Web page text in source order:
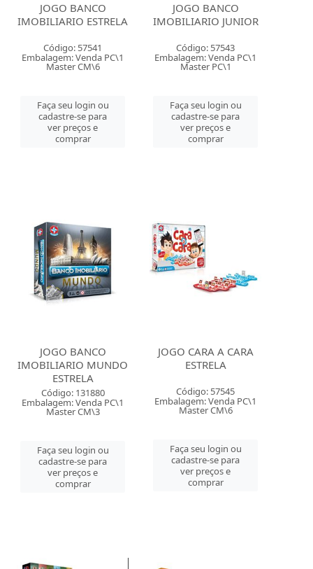
JOGO BANCO
IMOBILIARIO ESTRELA
Código: 57541
Embalagem: Venda PC\1
Master CM\6
Faça seu login ou
cadastre-se para
ver preços e
comprar
JOGO BANCO
IMOBILIARIO JUNIOR
Código: 57543
Embalagem: Venda PC\1
Master PC\1
Faça seu login ou
cadastre-se para
ver preços e
comprar
JOGO BANCO
IMOBILIARIO MUNDO
ESTRELA
Código: 131880
Embalagem: Venda PC\1
Master CM\3
Faça seu login ou
cadastre-se para
ver preços e
comprar
JOGO CARA A CARA
ESTRELA
Código: 57545
Embalagem: Venda PC\1
Master CM\6
Faça seu login ou
cadastre-se para
ver preços e
comprar